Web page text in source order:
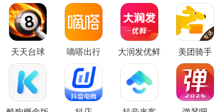
天天台球 嘀嗒出行 大润发优鲜 美团骑手